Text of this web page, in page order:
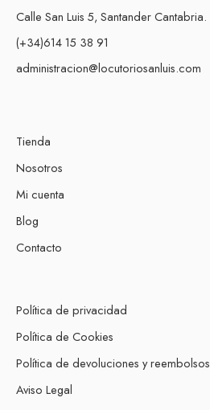
Calle San Luis 5, Santander Cantabria.
(+34)614 15 38 91
administracion@locutoriosanluis.com
Tienda
Nosotros
Mi cuenta
Blog
Contacto
Política de privacidad
Política de Cookies
Política de devoluciones y reembolsos
Aviso Legal